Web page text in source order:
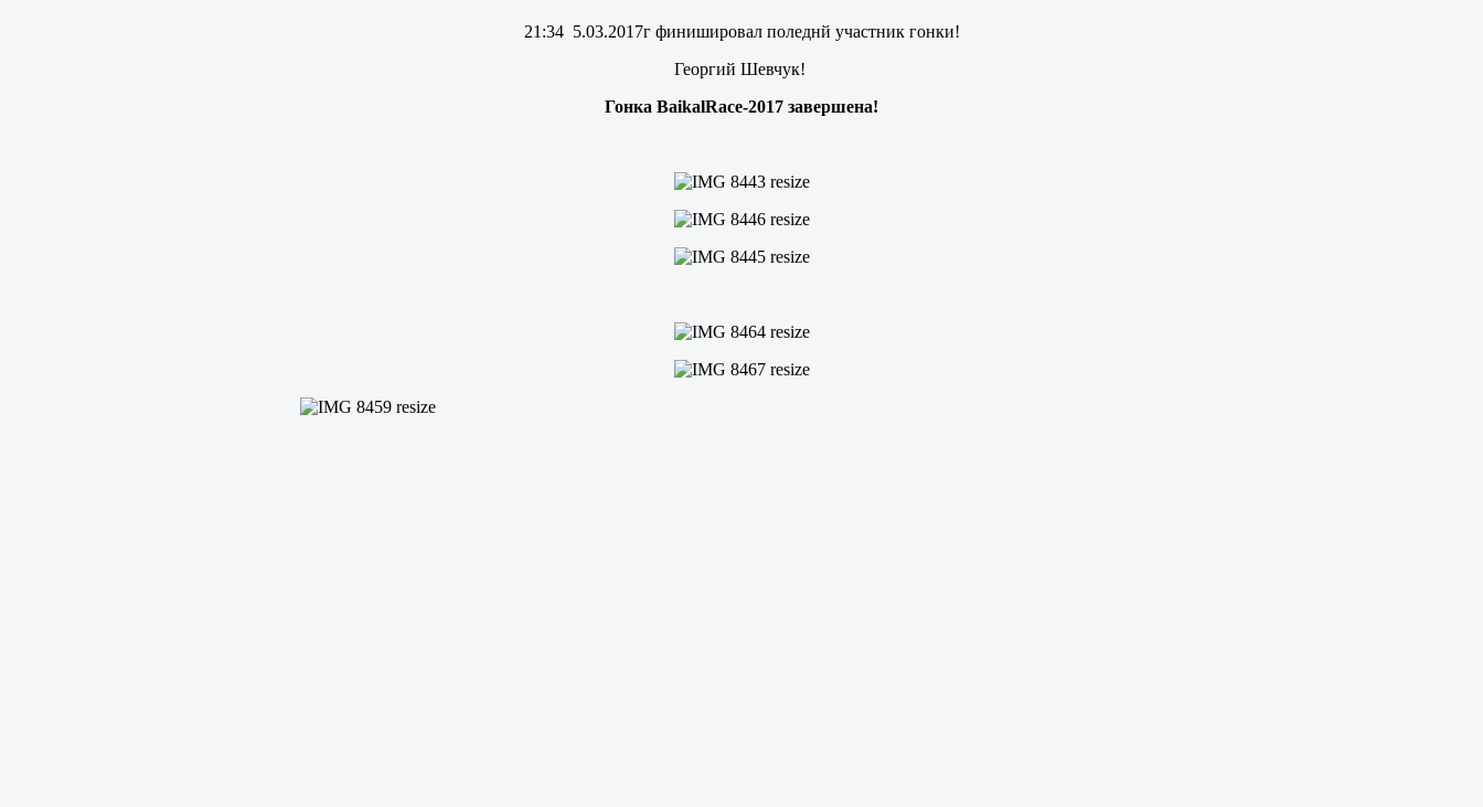
21:34 5.03.2017г финишировал поледнй участник гонки!
Георгий Шевчук!
Гонка BaikalRace-2017 завершена!